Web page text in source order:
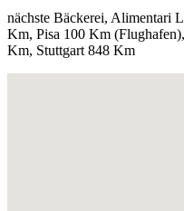
nächste Bäckerei, Alimentari
Km, Pisa 100 Km
Km, Stuttgart 848 Km